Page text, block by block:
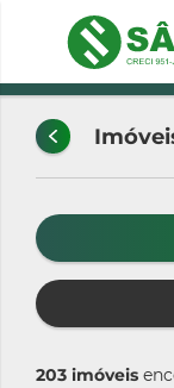
203 imóveis